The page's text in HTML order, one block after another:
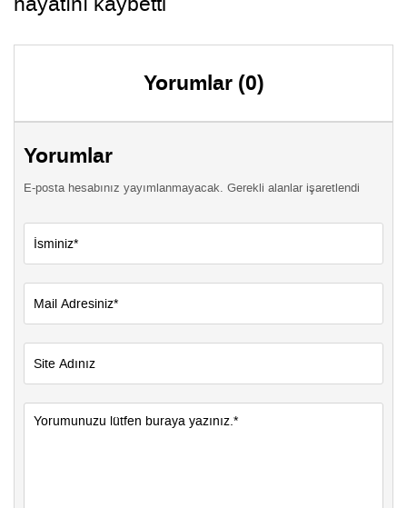
Yorumlar (0)
Yorumlar
E-posta hesabınız yayımlanmayacak. Gerekli alanlar işaretlendi